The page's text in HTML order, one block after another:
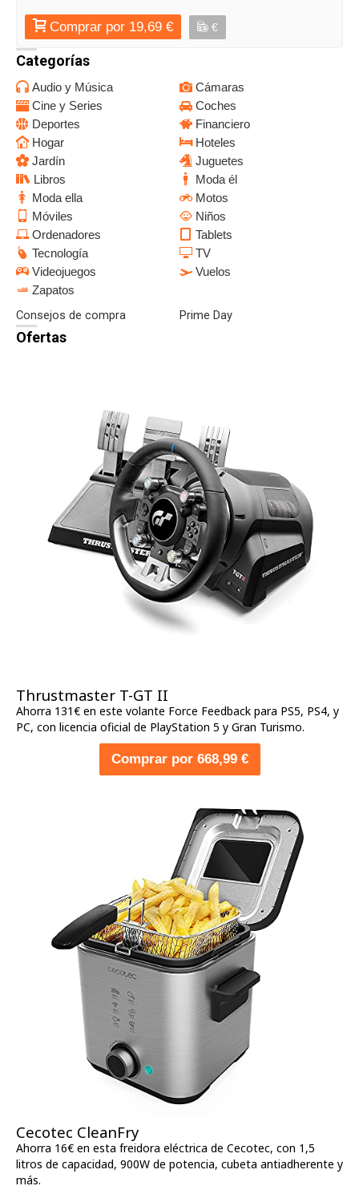
Comprar por 19,69 € €
Categorías
Audio y Música
Cámaras
Cine y Series
Coches
Deportes
Financiero
Hogar
Hoteles
Jardín
Juguetes
Libros
Moda él
Moda ella
Motos
Móviles
Niños
Ordenadores
Tablets
Tecnología
TV
Videojuegos
Vuelos
Zapatos
Consejos de compra Prime Day
Ofertas
Thrustmaster T-GT II
Ahorra 131€ en este volante Force Feedback para PS5, PS4, y
PC, con licencia oficial de PlayStation 5 y Gran Turismo.
Comprar por 668,99 €
Cecotec CleanFry
Ahorra 16€ en esta freidora eléctrica de Cecotec, con 1,5
litros de capacidad, 900W de potencia, cubeta antiadherente y
más.